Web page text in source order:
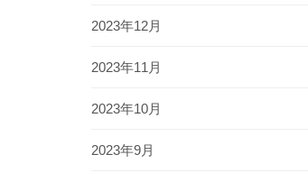
2023年12月
2023年11月
2023年10月
2023年9月